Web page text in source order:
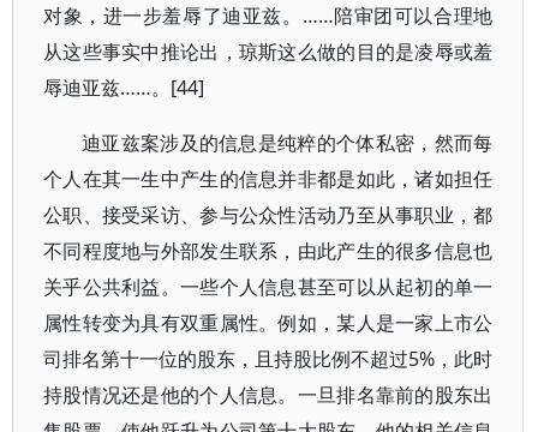
对象，进一步羞辱了迪亚兹。……陪审团可以合理地
从这些事实中推论出，琼斯这么做的目的是凌辱或羞
辱迪亚兹……。[44]
迪亚兹案涉及的信息是纯粹的个体私密，然而每
个人在其一生中产生的信息并非都是如此，诸如担任
公职、接受采访、参与公众性活动乃至从事职业，都
不同程度地与外部发生联系，由此产生的很多信息也
关乎公共利益。一些个人信息甚至可以从起初的单一
属性转变为具有双重属性。例如，某人是一家上市公
司排名第十一位的股东，且持股比例不超过5%，此时
持股情况还是他的个人信息。一旦排名靠前的股东出